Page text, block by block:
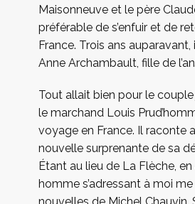
Maisonneuve et le père
préférable de s’enfuir et de
France. Trois ans
Anne Archambault, fille de
Tout allait bien pour le couple
le marchand Louis
voyage en France. Il raconte
nouvelle surprenante de sa
Étant au lieu de La Flèche, en
homme s’adressant à moi